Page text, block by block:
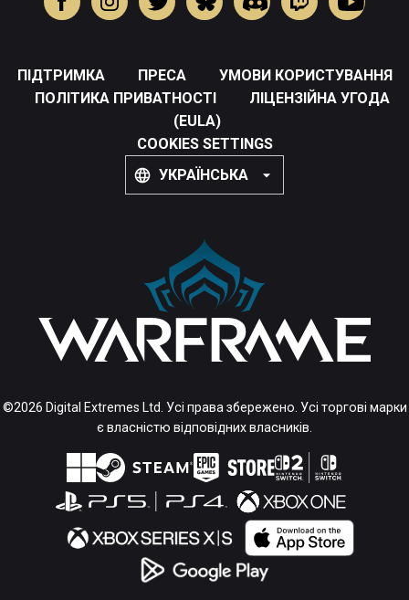
ПІДТРИМКА ПРЕСА
УМОВИ КОРИСТУВАННЯ
ПОЛІТИКА ПРИВАТНОСТІ
ЛІЦЕНЗІЙНА УГОДА
(EULA)
COOKIES SETTINGS
УКРАЇНСЬКА
©2026 Digital Extremes Ltd. Усі права збережено. Усі торгові марки
є власністю відповідних власників.